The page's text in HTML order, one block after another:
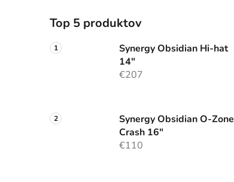
Top 5 produktov
Synergy Obsidian Hi-hat
14"
€207
Synergy Obsidian O-Zone
Crash 16"
€110